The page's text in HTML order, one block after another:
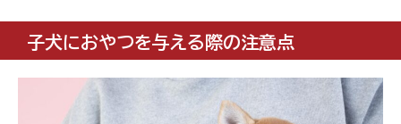
子犬におやつを与える際の注意点